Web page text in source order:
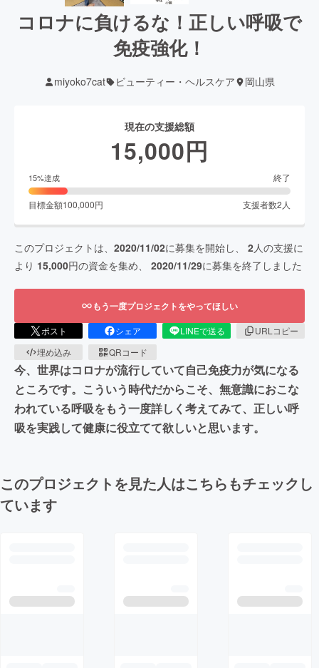
コロナに負けるな！正しい呼吸で
免疫強化！
miyoko7cat ビューティー・ヘルスケア 岡山県
現在の支援総額
15,000円
15%達成 終了
目標金額100,000円 支援者数2人
このプロジェクトは、 2020/11/02に募集を開始し、 2人の支援に
より 15,000円の資金を集め、 2020/11/29に募集を終了しました
もう一度プロジェクトをやってほしい
ポスト シェア LINEで送る
URLコピー
埋め込み
QRコード
今、世界はコロナが流行していて自己免疫力が気になる
ところです。こういう時代だからこそ、無意識におこな
われている呼吸をもう一度詳しく考えてみて、正しい呼
吸を実践して健康に役立てて欲しいと思います。
このプロジェクトを見た人はこちらもチェックし
ています